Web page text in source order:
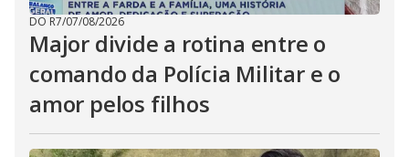
DO R7/07/08/2026
Major divide a rotina entre o
comando da Polícia Militar e o
amor pelos filhos